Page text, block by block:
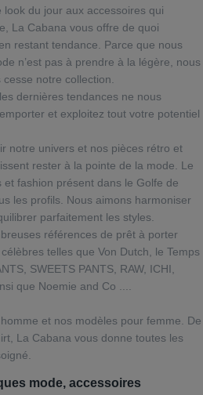
du jour aux accessoires qui
La Cabana vous offre de quoi
restant tendance. Parce que nous
n’est pas à prendre à la légère, nous
notre collection.
dernières tendances ne nous
et exploitez tout votre potentiel
notre univers et nos pièces rétro et
rester à la pointe de la mode. Le
fashion présent dans le Golfe de
les profils. Nous aimons harmoniser
parfaitement les styles.
références de prêt à porter
telles que Von Dutch, le Temps
SWEETS PANTS, RAW, ICHI,
que Noemie and Co ....
et nos modèles pour femme. De
La Cabana vous donne toutes les
mode, accessoires